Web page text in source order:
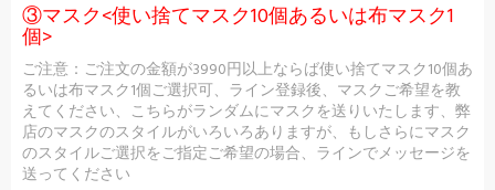
③マスク<使い捨てマスク10個あるいは布マスク1
個>
ご注意：ご注文の金額が3990円以上ならば使い捨てマスク10個あ
るいは布マスク1個ご選択可、ライン登録後、マスクご希望を教
えてください、こちらがランダムにマスクを送りいたします、弊
店のマスクのスタイルがいろいろありますが、もしさらにマスク
のスタイルご選択をご指定ご希望の場合、ラインでメッセージを
送ってください